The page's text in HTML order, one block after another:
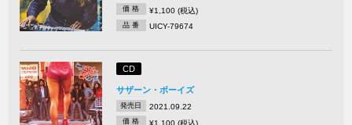
価 格 ¥1,100 (税込)
品 番 UICY-79674
CD
サザーン・ボーイズ
発売日 2021.09.22
価 格 ¥1,100 (税込)